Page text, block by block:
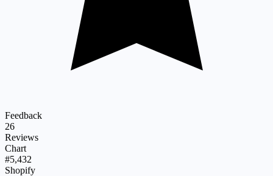
Feedback
26
Reviews
Chart
#5,432
Shopify